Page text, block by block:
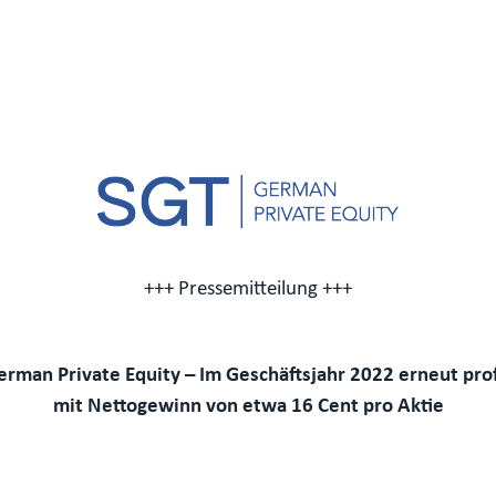
+++ Pressemitteilung +++
Private Equity – Im Geschäftsjahr 2022 erneut
mit Nettogewinn von etwa 16 Cent pro Aktie